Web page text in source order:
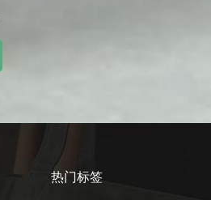
热门标签